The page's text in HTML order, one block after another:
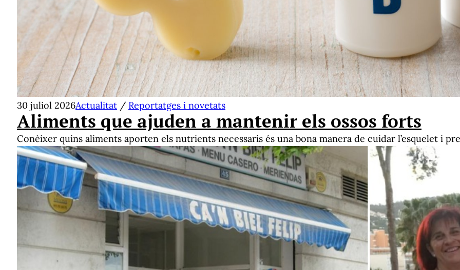
30 juliol 2026Actualitat / Reportatges i novetats
Aliments que ajuden a mantenir els ossos forts
Conèixer quins aliments aporten els nutrients necessaris és una bona manera de cuidar l’esquelet i